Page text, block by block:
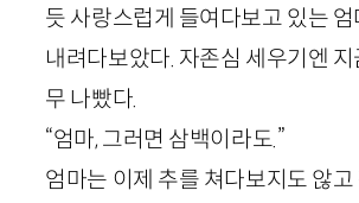
듯 사랑스럽게 들여다보고 있는
내려다보았다. 자존심 세우기엔 지
무 나빴다.
“엄마, 그러면 삼백이라도.”
엄마는 이제 추를 쳐다보지도 않